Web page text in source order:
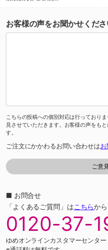
お客様の声をお聞かせくだ
こちらの投稿への個別対応は行っており
見させていただきます。お客様の声をも
す。
ご注文にかかわるお問い合わせは
■ お問合せ
「よくあるご質問」はこちらから
0120-37-
ゆめオンラインカスタマーセンタ